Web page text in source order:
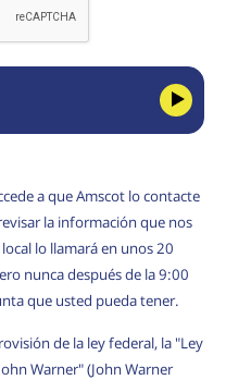
a que Amscot lo contacte
la información que nos
lo llamará en unos 20
nunca después de la 9:00
que usted pueda tener.
de la ley federal, la "Ley
Warner" (John Warner